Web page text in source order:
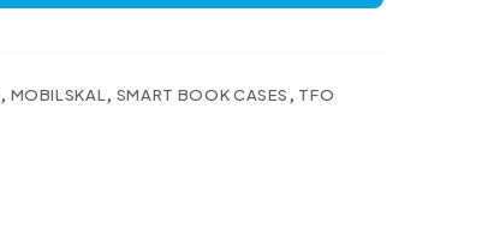
, MOBILSKAL , SMART BOOK CASES , TFO